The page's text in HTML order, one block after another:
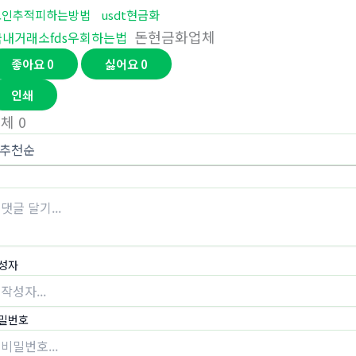
추적피하는방법 usdt현금화
거래소fds우회하는법 돈현금화업체
좋아요0 싫어요0
인쇄
0
자
번호